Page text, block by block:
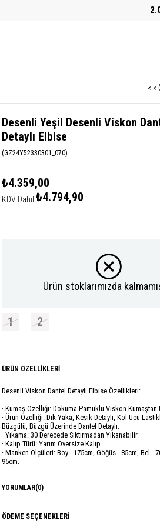
2.000
< <
Desenli Yeşil Desenli Viskon
Detaylı Elbise
(GZ24Y52330301_070)
₺4.359,00
KDV Dahil ₺4.794,90
Ürün stoklarımızda
1 2
ÜRÜN ÖZELLIKLERI
Desenli Viskon Dantel Detaylı Elbise Özellikleri:
· Kumaş Özelliği: Dokuma Pamuklu Viskon Kumaştan
· Ürün Özelliği: Dik Yaka, Kesik Detaylı, Kol Ucu
Büzgülü, Büzgü Üzerinde Dantel Detaylı.
· Yıkama: 30 Derecede Sıktırmadan Yıkanabilir
· Kalıp Türü: Yarım Oversize Kalıp.
· Manken Ölçüleri: Boy - 175cm, Göğüs - 85cm, Bel -
95cm.
· 2 (42-44) Beden: Boy - 135 cm, Kol Boy: 64 cm,
Marka
YORUMLAR(0)
ÖDEME SEÇENEKLERI